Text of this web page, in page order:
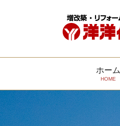
ホーム
HOME
安心リフォーム
代表挨拶